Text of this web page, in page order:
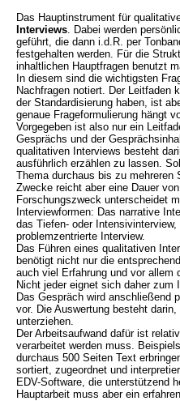
Das Hauptinstrument für
Interviews . Dabei werden
geführt, die dann i.d.R. per
festgehalten werden. Für die
inhaltlichen Hauptfragen benutzt
In diesem sind die wichtigsten
Nachfragen notiert. Der Leitfaden
der Standardisierung haben, ist
genaue Frageformulierung hängt
Vorgegeben ist also nur ein
Gesprächs und der
qualitativen Interviews besteht
ausführlich erzählen zu lassen.
Thema durchaus bis zu mehreren
Zwecke reicht aber eine Dauer
Forschungszweck unterscheidet
Interviewformen: Das narrative
das Tiefen- oder
problemzentrierte Interview.
Das Führen eines qualitativen
benötigt nicht nur die
auch viel Erfahrung und vor allem
Nicht jeder eignet sich daher zum
Das Gespräch wird anschließend
vor. Die Auswertung besteht
unterziehen.
Der Arbeitsaufwand dafür ist
verarbeitet werden muss.
durchaus 500 Seiten Text
sortiert, zugeordnet und
EDV-Software, die unterstützend
Hauptarbeit muss aber ein